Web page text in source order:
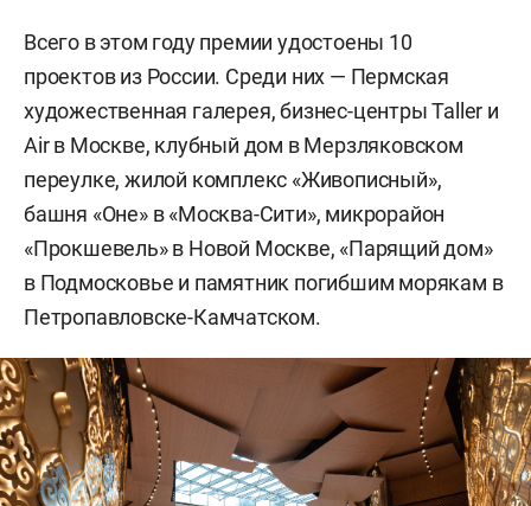
Всего в этом году премии удостоены 10
проектов из России. Среди них — Пермская
художественная галерея, бизнес-центры Taller и
Air в Москве, клубный дом в Мерзляковском
переулке, жилой комплекс «Живописный»,
башня «Оне» в «Москва-Сити», микрорайон
«Прокшевель» в Новой Москве, «Парящий дом»
в Подмосковье и памятник погибшим морякам в
Петропавловске-Камчатском.